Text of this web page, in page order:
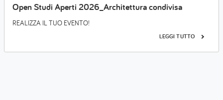
Open Studi Aperti 2026_Architettura condivisa
REALIZZA IL TUO EVENTO!
LEGGI TUTTO